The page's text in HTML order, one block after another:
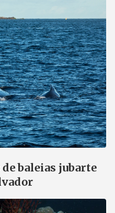
baleias jubarte